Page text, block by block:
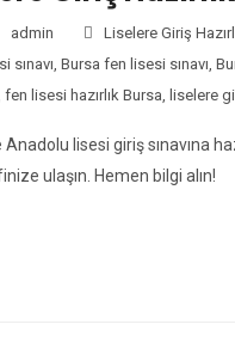
admin
Liselere Giriş
sınavı, Bursa fen lisesi sınavı,
fen lisesi hazırlık Bursa, liselere
Anadolu lisesi giriş sınavına
ulaşın. Hemen bilgi alın!